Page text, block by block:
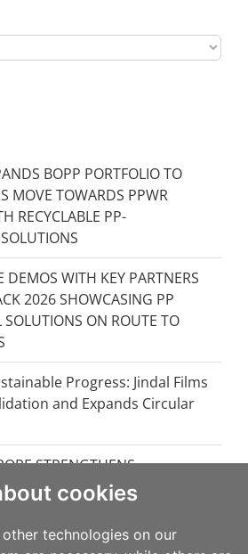
cookies
technologies on our
BOPP PORTFOLIO TO
MOVE TOWARDS PPWR
RECYCLABLE PP-
DEMOS WITH KEY PARTNERS
2026 SHOWCASING PP
ON ROUTE TO
Progress: Jindal Films
and Expands Circular
STRENGTHENS
WITH MAJOR
ITALY
2024: INNOVATIVE &